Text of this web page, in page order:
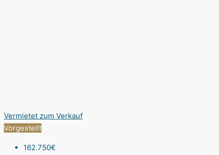
Vermietet zum Verkauf
Vorgestellt
162.750€